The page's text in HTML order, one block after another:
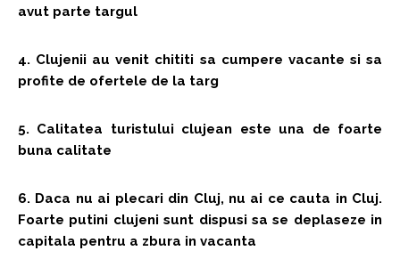
avut parte targul
4. Clujenii au venit chititi sa cumpere vacante si sa
profite de ofertele de la targ
5. Calitatea turistului clujean este una de foarte
buna calitate
6. Daca nu ai plecari din Cluj, nu ai ce cauta in Cluj.
Foarte putini clujeni sunt dispusi sa se deplaseze in
capitala pentru a zbura in vacanta